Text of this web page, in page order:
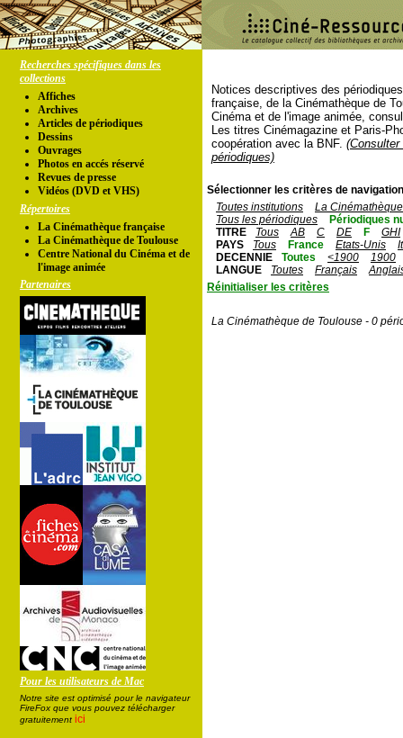
Recherches spécifiques dans les
collections
Affiches
Archives
Articles de périodiques
Dessins
Ouvrages
Photos en accés réservé
Revues de presse
Vidéos (DVD et VHS)
Répertoires
La Cinémathèque française
La Cinémathèque de Toulouse
Centre National du Cinéma et de
l'image animée
Partenaires
Pour les utilisateurs de Mac
Notre site est optimisé pour le navigateur
FireFox que vous pouvez télécharger
gratuitement ici
Notices descriptives des
française, de la Cinémathèque de
Cinéma et de l'image animée,
Les titres Cinémagazine et Paris-
coopération avec la BNF.
périodiques)
Sélectionner les critères de
Toutes institutions
La
Tous les périodiques
Périodiques
TITRE
Tous AB C DE F
GHI
PAYS
Tous France Etats-Unis
DECENNIE
Toutes <1900
1900
LANGUE
Toutes Français
Réinitialiser les critères
La Cinémathèque de Toulouse - 0